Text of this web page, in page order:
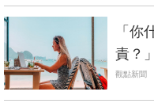
「你
責？
生活
和面
觀點新聞